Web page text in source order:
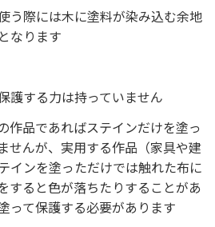
う際には木に塗料が染み込む余地
なります
護する力は持っていません
作品であればステインだけを塗っ
せんが、実用する作品（家具や建
インを塗っただけでは触れた布に
すると色が落ちたりすることがあ
って保護する必要があります